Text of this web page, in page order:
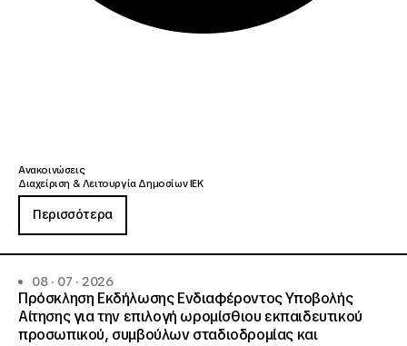
Ανακοινώσεις
Διαχείριση & Λειτουργία Δημοσίων ΙΕΚ
Περισσότερα
08 · 07 · 2026
Πρόσκληση Εκδήλωσης Ενδιαφέροντος Υποβολής
Αίτησης για την επιλογή ωρομίσθιου εκπαιδευτικού
προσωπικού, συμβούλων σταδιοδρομίας και